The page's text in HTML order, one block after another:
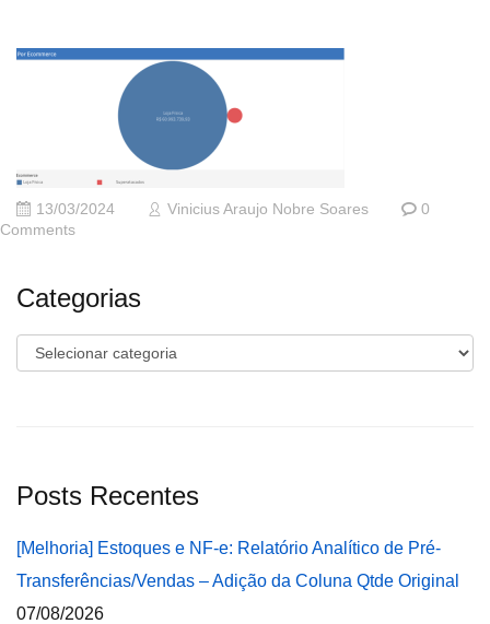
13/03/2024 Vinicius Araujo Nobre Soares
0
Comments
Categorias
Categorias
Posts Recentes
[Melhoria] Estoques e NF-e: Relatório Analítico de Pré-
Transferências/Vendas – Adição da Coluna Qtde Original
07/08/2026